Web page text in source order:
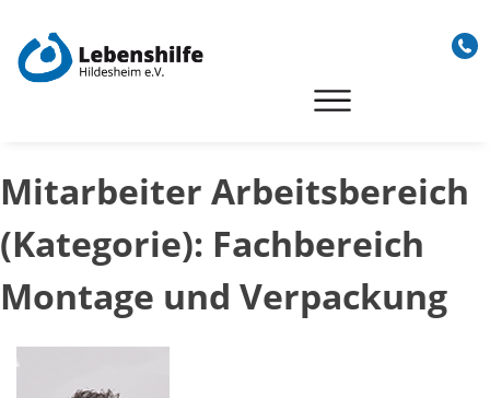
content
Mitarbeiter Arbeitsbereich
(Kategorie): Fachbereich
Montage und Verpackung